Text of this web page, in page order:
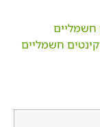
חשמליים
חשמליים